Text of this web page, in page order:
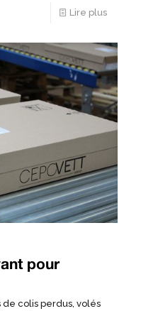
Lire plus
pour
colis perdus, volés